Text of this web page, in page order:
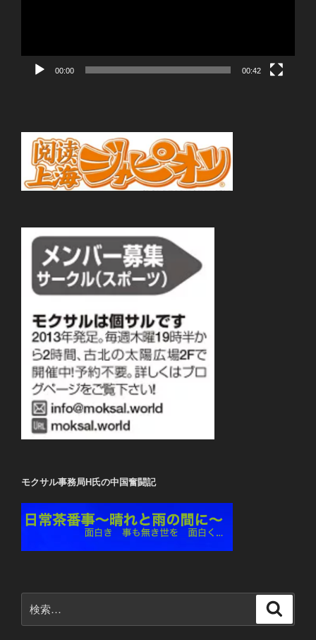
00:00 00:42
モクサル事務局H氏の中国奮闘記
索: